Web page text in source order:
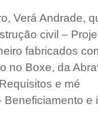
Verá Andrade,
civil –
fabricados
no Boxe, da
e mé
e